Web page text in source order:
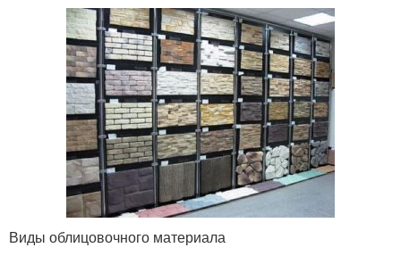
Виды облицовочного материала